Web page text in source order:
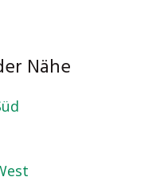
Nähe